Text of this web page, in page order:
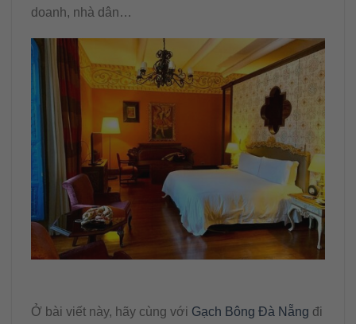
doanh, nhà dân…
Ở bài viết này, hãy cùng với Gạch Bông Đà Nẵng đi